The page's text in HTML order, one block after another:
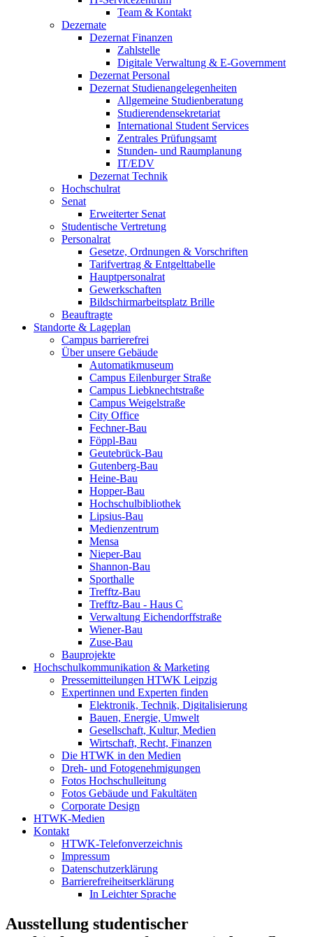
Team & Kontakt
Dezernate
Dezernat Finanzen
Zahlstelle
Digitale Verwaltung & E-Government
Dezernat Personal
Dezernat Studienangelegenheiten
Allgemeine Studienberatung
Studierendensekretariat
International Student Services
Zentrales Prüfungsamt
Stunden- und Raumplanung
IT/EDV
Dezernat Technik
Hochschulrat
Senat
Erweiterter Senat
Studentische Vertretung
Personalrat
Gesetze, Ordnungen & Vorschriften
Tarifvertrag & Entgelttabelle
Hauptpersonalrat
Gewerkschaften
Bildschirmarbeitsplatz Brille
Beauftragte
Standorte & Lageplan
Campus barrierefrei
Über unsere Gebäude
Automatikmuseum
Campus Eilenburger Straße
Campus Liebknechtstraße
Campus Weigelstraße
City Office
Fechner-Bau
Föppl-Bau
Geutebrück-Bau
Gutenberg-Bau
Heine-Bau
Hopper-Bau
Hochschulbibliothek
Lipsius-Bau
Medienzentrum
Mensa
Nieper-Bau
Shannon-Bau
Sporthalle
Trefftz-Bau
Trefftz-Bau - Haus C
Verwaltung Eichendorffstraße
Wiener-Bau
Zuse-Bau
Bauprojekte
Hochschulkommunikation & Marketing
Pressemitteilungen HTWK Leipzig
Expertinnen und Experten finden
Elektronik, Technik, Digitalisierung
Bauen, Energie, Umwelt
Gesellschaft, Kultur, Medien
Wirtschaft, Recht, Finanzen
Die HTWK in den Medien
Dreh- und Fotogenehmigungen
Fotos Hochschulleitung
Fotos Gebäude und Fakultäten
Corporate Design
HTWK-Medien
Kontakt
HTWK-Telefonverzeichnis
Impressum
Datenschutzerklärung
Barrierefreiheitserklärung
In Leichter Sprache
Ausstellung studentischer